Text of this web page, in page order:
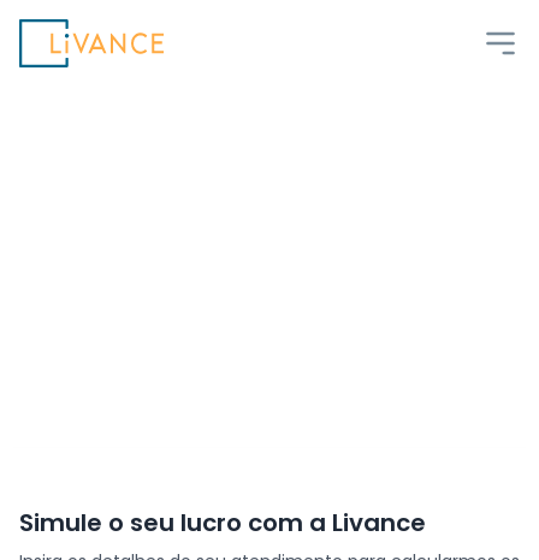
Livance
Simule o seu lucro com a Livance